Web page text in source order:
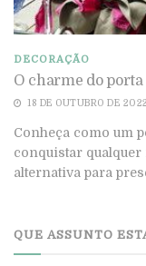
DECORAÇÃO
O charme do
18 DE OUTUBRO DE 2022
Conheça como um
conquistar qualquer
alternativa para
QUE ASSUNTO